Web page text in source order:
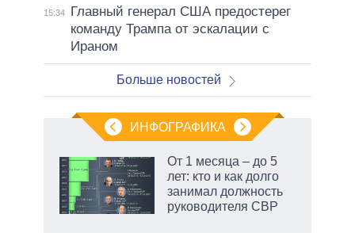
15:34
Главный генерал США предостерег
команду Трампа от эскалации с
Ираном
Больше новостей
ИНФОГРАФИКА
От 1 месяца – до 5
лет: кто и как долго
занимал должность
руководителя СВР